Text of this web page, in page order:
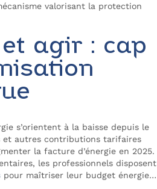
valorisant la protection
agir : cap
s’orientent à la baisse depuis le
et autres contributions tarifaires
la facture d’énergie en 2025.
les professionnels disposent
pour maîtriser leur budget énergie…